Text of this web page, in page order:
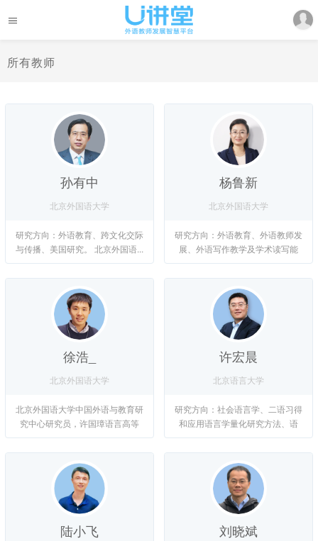
所有教师
孙有中
北京外国语大学
研究方向：外语教育、跨文化交际
与传播、美国研究。 北京外国语...
杨鲁新
北京外国语大学
研究方向：外语教育、外语教师发
展、外语写作教学及学术读写能
力...
徐浩_
北京外国语大学
北京外国语大学中国外语与教育研
究中心研究员，许国璋语言高等
研...
许宏晨
北京语言大学
研究方向：社会语言学、二语习得
和应用语言学量化研究方法、语
言...
陆小飞 刘晓斌